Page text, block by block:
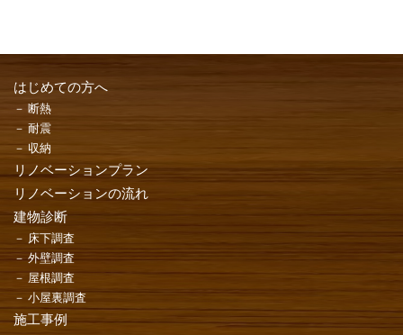
はじめての方へ
断熱
耐震
収納
リノベーションプラン
リノベーションの流れ
建物診断
床下調査
外壁調査
屋根調査
小屋裏調査
施工事例